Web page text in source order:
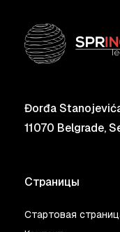
Đorđa
11070 Belgrade,
Страницы
Стартовая